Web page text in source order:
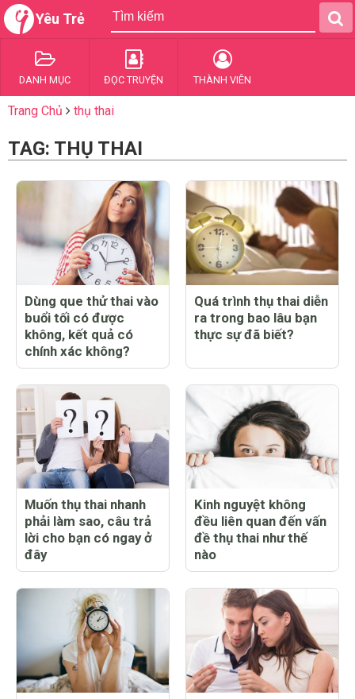
Yêu Trẻ
DANH MỤC ĐỌC TRUYỆN THÀNH VIÊN
Trang Chủ thụ thai
TAG: THỤ THAI
Dùng que thử thai vào
buổi tối có được
không, kết quả có
chính xác không?
Quá trình thụ thai diễn
ra trong bao lâu bạn
thực sự đã biết?
Muốn thụ thai nhanh
phải làm sao, câu trả
lời cho bạn có ngay ở
đây
Kinh nguyệt không
đều liên quan đến vấn
đề thụ thai như thế
nào